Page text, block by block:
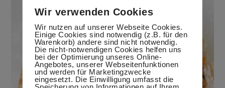
Wir verwenden Cookies
Wir nutzen auf unserer Webseite Cookies.
Einige Cookies sind notwendig (z.B. für den
Warenkorb) andere sind nicht notwendig.
Die nicht-notwendigen Cookies helfen uns
bei der Optimierung unseres Online-
Angebotes, unserer Webseitenfunktionen
und werden für Marketingzwecke
eingesetzt. Die Einwilligung umfasst die
Speicherung von Informationen auf Ihrem